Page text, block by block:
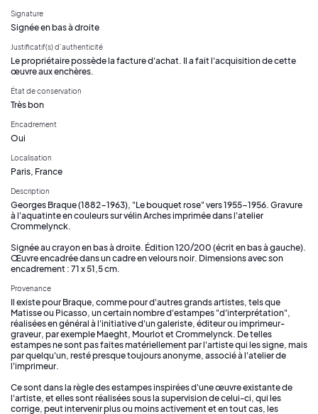
Signature
Signée en bas à droite
Justificatif(s) d’authenticité
Le propriétaire possède la facture d'achat. Il a fait l'acquisition de cette
œuvre aux enchères.
État de conservation
Très bon
Encadrement
Oui
Localisation
Paris, France
Description
Georges Braque (1882-1963), "Le bouquet rose" vers 1955-1956. Gravure
à l'aquatinte en couleurs sur vélin Arches imprimée dans l'atelier
Crommelynck.
Signée au crayon en bas à droite. Édition 120/200 (écrit en bas à gauche).
Œuvre encadrée dans un cadre en velours noir. Dimensions avec son
encadrement : 71 x 51,5 cm.
Provenance
Il existe pour Braque, comme pour d'autres grands artistes, tels que
Matisse ou Picasso, un certain nombre d'estampes "d'interprétation",
réalisées en général à l'initiative d'un galeriste, éditeur ou imprimeur-
graveur, par exemple Maeght, Mourlot et Crommelynck. De telles
estampes ne sont pas faites matériellement par l'artiste qui les signe, mais
par quelqu'un, resté presque toujours anonyme, associé à l'atelier de
l'imprimeur.
Ce sont dans la règle des estampes inspirées d'une œuvre existante de
l'artiste, et elles sont réalisées sous la supervision de celui-ci, qui les
corrige, peut intervenir plus ou moins activement et en tout cas, les